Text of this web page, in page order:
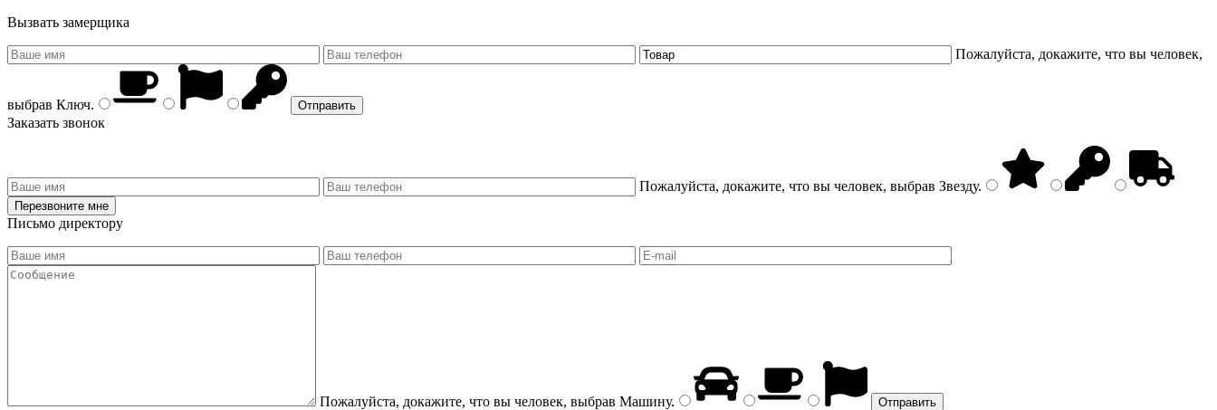
Вызвать замерщика
Пожалуйста, докажите, что вы человек,
выбрав Ключ.
Заказать звонок
Пожалуйста, докажите, что вы человек, выбрав Звезду.
Письмо директору
Пожалуйста, докажите, что вы человек, выбрав Машину.